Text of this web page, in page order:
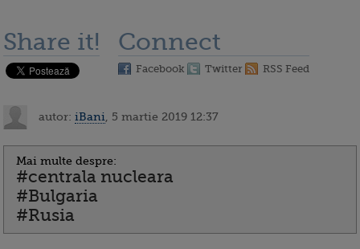
Share it! Connect
Facebook Twitter RSS Feed
autor: iBani , 5 martie 2019 12:37
Mai multe despre:
#centrala nucleara
#Bulgaria
#Rusia